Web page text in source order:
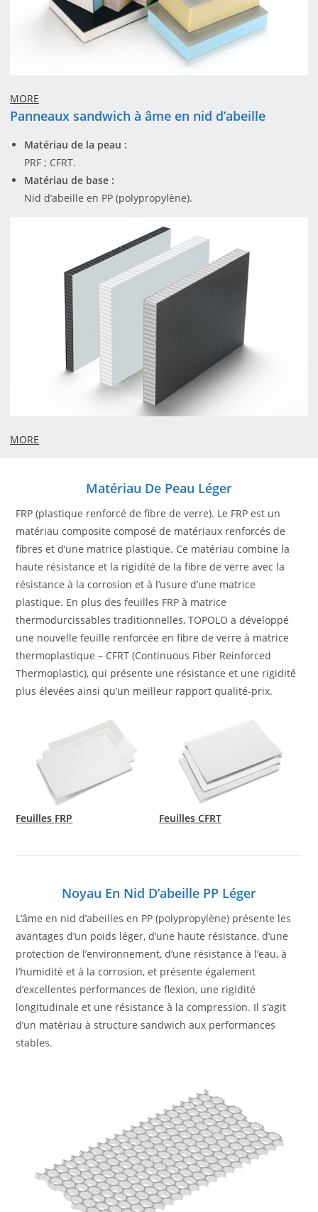
MORE
Panneaux sandwich à âme en nid d’abeille
Matériau de la peau :
PRF ; CFRT.
Matériau de base :
Nid d’abeille en PP (polypropylène).
MORE
Matériau De Peau Léger
FRP (plastique renforcé de fibre de verre). Le FRP est un
matériau composite composé de matériaux renforcés de
fibres et d’une matrice plastique. Ce matériau combine la
haute résistance et la rigidité de la fibre de verre avec la
résistance à la corrosion et à l’usure d’une matrice
plastique. En plus des feuilles FRP à matrice
thermodurcissables traditionnelles, TOPOLO a développé
une nouvelle feuille renforcée en fibre de verre à matrice
thermoplastique – CFRT (Continuous Fiber Reinforced
Thermoplastic), qui présente une résistance et une rigidité
plus élevées ainsi qu’un meilleur rapport qualité-prix.
Feuilles FRP Feuilles CFRT
Noyau En Nid D’abeille PP Léger
L’âme en nid d’abeilles en PP (polypropylène) présente les
avantages d’un poids léger, d’une haute résistance, d’une
protection de l’environnement, d’une résistance à l’eau, à
l’humidité et à la corrosion, et présente également
d’excellentes performances de flexion, une rigidité
longitudinale et une résistance à la compression. Il s’agit
d’un matériau à structure sandwich aux performances
stables.